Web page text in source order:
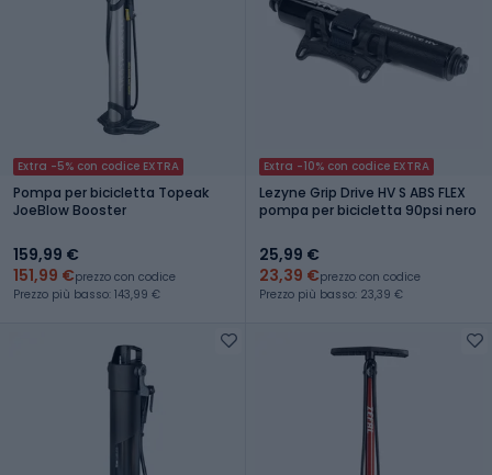
Extra -5% con codice EXTRA
Pompa per bicicletta Topeak
JoeBlow Booster
159,99 €
151,99 €prezzo con codice
Prezzo più basso: 143,99 €
Extra -10% con codice EXTRA
Lezyne Grip Drive HV S ABS FLEX
pompa per bicicletta 90psi nero
25,99 €
23,39 €prezzo con codice
Prezzo più basso: 23,39 €